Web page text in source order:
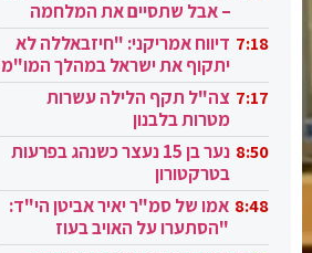
– אבל שתסיים את המלחמה
בעזה 7:18 דיווח אמריקני: "חיזבאללה לא
יתקוף את ישראל במהלך המו"מ
בקטאר" 7:17 צה"ל תקף הלילה עשרות
מטרות בלבנון
8:50
נער בן 15 נעצר כשנהג בפרעות
בטרקטורון
8:48 אמו של סמ"ר יאיר אביטן הי"ד:
"הסתערו על האויב בעוז